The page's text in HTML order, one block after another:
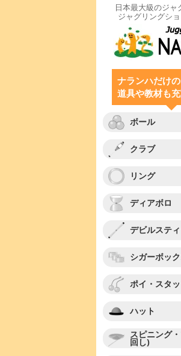
日本最大級のジャ
ジャグリングシ
ナランハだけ
道具や教材も
ボール
クラブ
リング
ディアボロ
デビルステ
シガーボッ
ポイ・スタ
ハット
スピニング
回し)